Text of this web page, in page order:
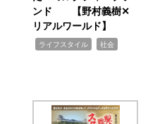
ンド 【野村義樹✕
リアルワールド】
ライフスタイル 社会